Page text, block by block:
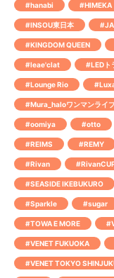
#hanabi #HIMEKA
#INSOU東日本
#KINGDOM QUEEN
#leae'clat #LEDト
#Lounge Rio
#Mura_haloワンマンライ
#oomiya #otto
#REIMS #REMY
#Rivan
#SEASIDE IKEBUKURO
#Sparkle #sugar
#TOWA E MORE
#VENET FUKUOKA
#VENET TOKYO